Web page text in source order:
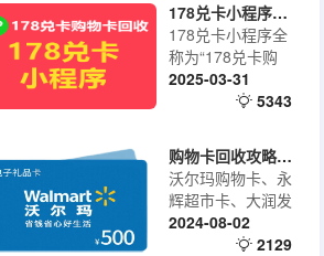
178兑卡小程序使用教程
178兑卡小程序全
称为“178兑卡购
物卡回收”
2025-03-31
5343
购物卡回收攻略，沃尔玛购物卡高价回收指南
沃尔玛购物卡、永
辉超市卡、大润发
购物卡、天猫超市
卡等，都是特别常
2024-08-02
2129